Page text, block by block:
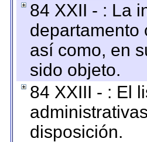
84 XXII - : La
departamento
así como, en
sido objeto.
84 XXIII - : El
disposición.